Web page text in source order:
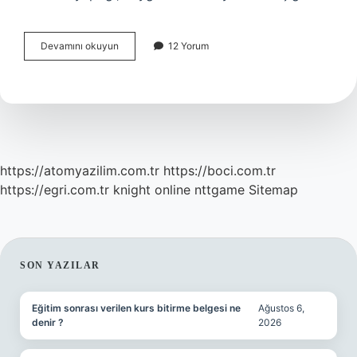
Devamını okuyun Sempozyum
Tek
Mıdır
12 Yorum
https://atomyazilim.com.tr https://boci.com.tr
https://egri.com.tr knight online nttgame Sitemap
SIDEBAR
SON YAZILAR
Eğitim sonrası verilen kurs bitirme belgesi ne
denir ?
Ağustos 6,
2026